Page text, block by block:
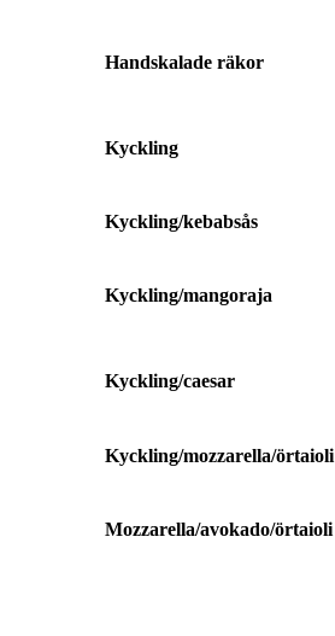
Handskalade räkor
Kyckling
Kyckling/kebabsås
Kyckling/mangoraja
Kyckling/caesar
Kyckling/mozzarella/örtaioli
Mozzarella/avokado/örtaioli